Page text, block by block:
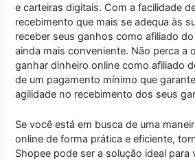
e carteiras digitais. Com a facilidade
recebimento que mais se adequa às
receber seus ganhos como afiliado
ainda mais conveniente. Não perca a
ganhar dinheiro online como afiliado
de um pagamento mínimo que
agilidade no recebimento dos seus
Se você está em busca de uma
online de forma prática e eficiente,
Shopee pode ser a solução ideal para